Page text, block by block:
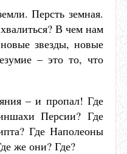
Персть земная.
В чем нам
звезды, новые
– это то, что
– и пропал! Где
Персии? Где
Где Наполеоны
же они? Где?